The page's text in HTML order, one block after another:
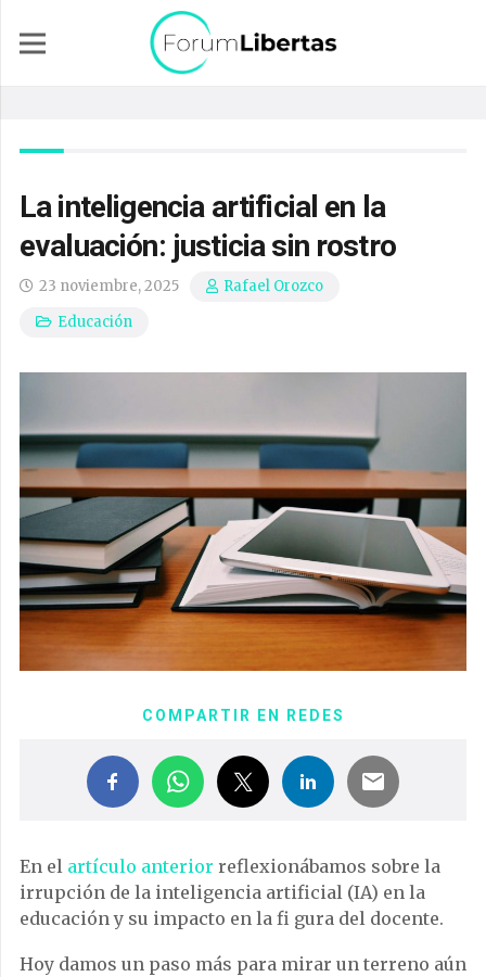
La inteligencia artificial en la
evaluación: justicia sin rostro
23 noviembre, 2025
Rafael Orozco
Educación
COMPARTIR EN REDES
En el artículo anterior reflexionábamos sobre la
irrupción de la inteligencia artificial (IA) en la
educación y su impacto en la fi gura del docente.
Hoy damos un paso más para mirar un terreno aún